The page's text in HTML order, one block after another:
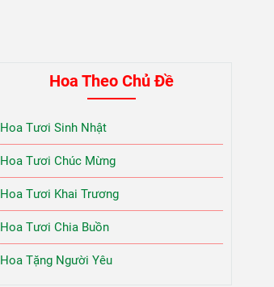
Hoa Theo Chủ Đề
Hoa Tươi Sinh Nhật
Hoa Tươi Chúc Mừng
Hoa Tươi Khai Trương
Hoa Tươi Chia Buồn
Hoa Tặng Người Yêu